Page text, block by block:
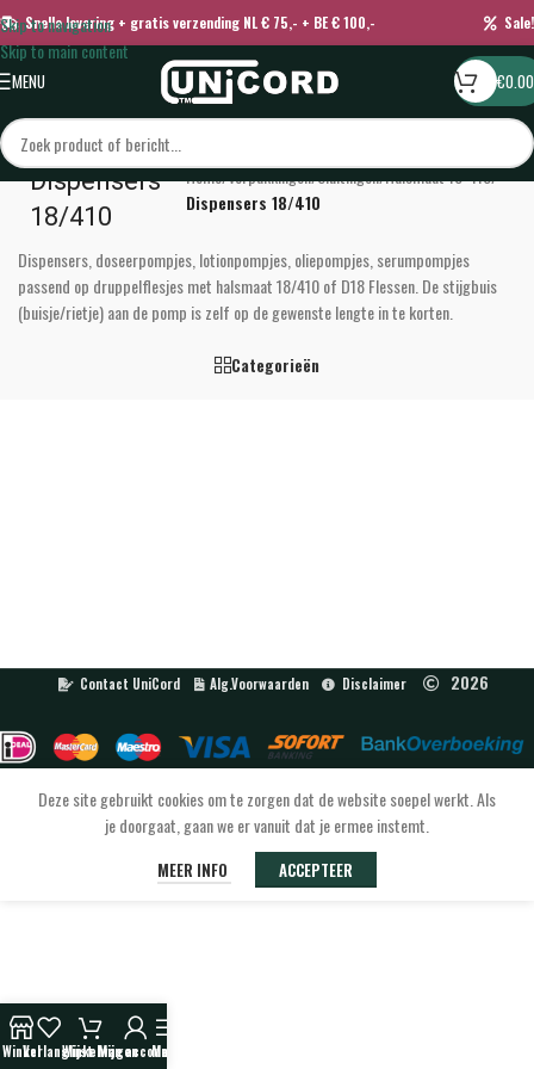
Skip to navigation
Skip to main content
Snelle levering + gratis verzending NL € 75,- + BE € 100,- Sale!
MENU €0.00
Dispensers
18/410
Home/Verpakkingen/Sluitingen/Halsmaat 18-410/
Dispensers 18/410
Dispensers, doseerpompjes, lotionpompjes, oliepompjes, serumpompjes
passend op druppelflesjes met halsmaat 18/410 of D18 Flessen. De stijgbuis
(buisje/rietje) aan de pomp is zelf op de gewenste lengte in te korten.
Categorieën
Contact UniCord Alg.Voorwaarden Disclaimer 2026
WinkelVerlanglijstWinkelwagen
Mijn account
Menu
Deze site gebruikt cookies om te zorgen dat de website soepel werkt. Als
je doorgaat, gaan we er vanuit dat je ermee instemt.
MEER INFO ACCEPTEER